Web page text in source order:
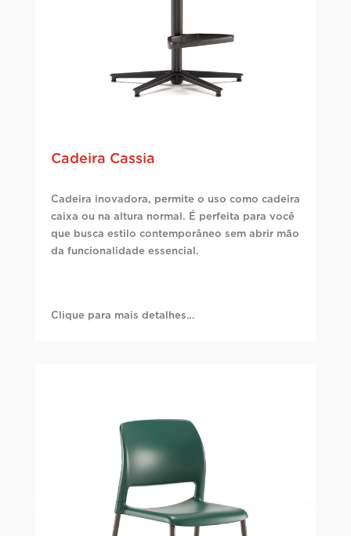
Cadeira Cassia
Cadeira inovadora, permite o uso como cadeira
caixa ou na altura normal. É perfeita para você
que busca estilo contemporâneo sem abrir mão
da funcionalidade essencial.
Clique para mais detalhes…